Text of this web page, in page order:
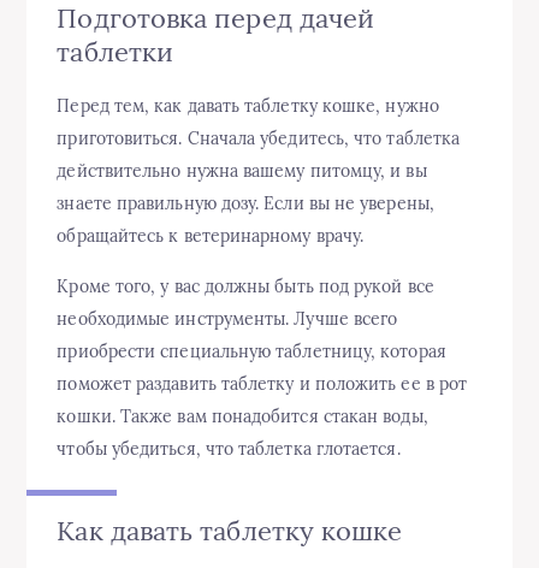
Подготовка перед дачей
таблетки
Перед тем, как давать таблетку кошке, нужно
приготовиться. Сначала убедитесь, что таблетка
действительно нужна вашему питомцу, и вы
знаете правильную дозу. Если вы не уверены,
обращайтесь к ветеринарному врачу.
Кроме того, у вас должны быть под рукой все
необходимые инструменты. Лучше всего
приобрести специальную таблетницу, которая
поможет раздавить таблетку и положить ее в рот
кошки. Также вам понадобится стакан воды,
чтобы убедиться, что таблетка глотается.
Как давать таблетку кошке